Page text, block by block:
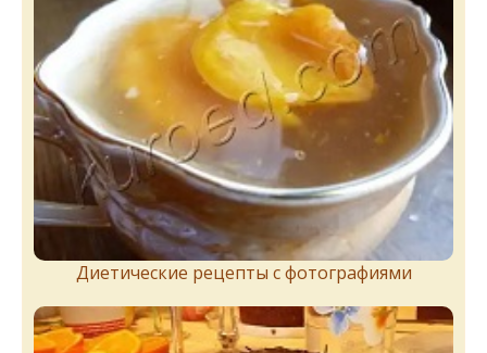
Диетические рецепты с фотографиями